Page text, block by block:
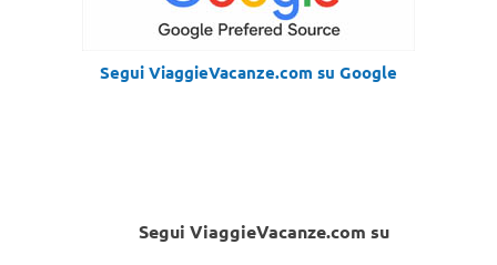
Segui ViaggieVacanze.com su Google
Segui ViaggieVacanze.com su